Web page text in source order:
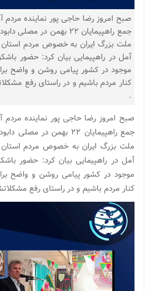
صبح امروز رضا حاجی پور نماینده
جمع راهپیمایان ۲۲ بهمن
ملت بزرگ ایران به خصوص مردم استان
آمل در راهپیمایی بیان کرد: حضور
موجود در کشور پیامی روشن و واضح
کنار مردم باشیم و در راستای رفع
.
صبح امروز رضا حاجی پور نماینده
جمع راهپیمایان ۲۲
ملت بزرگ ایران به خصوص مردم استان
آمل در راهپیمایی بیان کرد: حضور
موجود در کشور پیامی روشن و واضح
کنار مردم باشیم و در راستای رفع
نمایشگر
ویدیو